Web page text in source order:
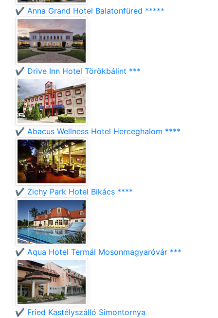
✔️ Anna Grand Hotel Balatonfüred *****
✔️ Drive Inn Hotel Törökbálint ***
✔️ Abacus Wellness Hotel Herceghalom ****
✔️ Zichy Park Hotel Bikács ****
✔️ Aqua Hotel Termál Mosonmagyaróvár ***
✔️ Fried Kastélyszálló Simontornya